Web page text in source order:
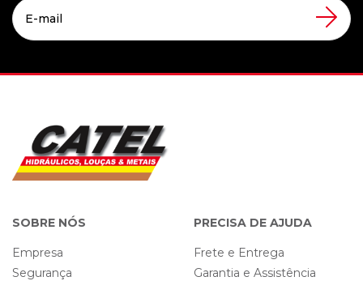
SOBRE NÓS
Empresa
Segurança
PRECISA DE AJUDA
Frete e Entrega
Garantia e Assistência